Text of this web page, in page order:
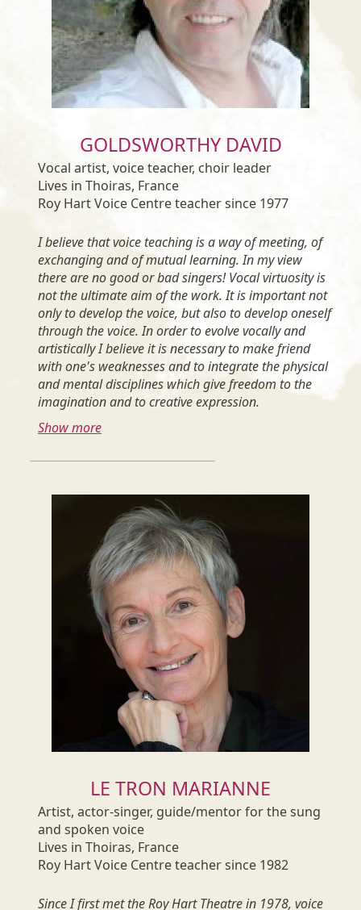
GOLDSWORTHY DAVID
Vocal artist, voice teacher, choir leader
Lives in Thoiras, France
Roy Hart Voice Centre teacher since 1977
I believe that voice teaching is a way of meeting, of
exchanging and of mutual learning. In my view
there are no good or bad singers! Vocal virtuosity is
not the ultimate aim of the work. It is important not
only to develop the voice, but also to develop oneself
through the voice. In order to evolve vocally and
artistically I believe it is necessary to make friend
with one's weaknesses and to integrate the physical
and mental disciplines which give freedom to the
imagination and to creative expression.
Show more
LE TRON MARIANNE
Artist, actor-singer, guide/mentor for the sung
and spoken voice
Lives in Thoiras, France
Roy Hart Voice Centre teacher since 1982
Since I first met the Roy Hart Theatre in 1978, voice